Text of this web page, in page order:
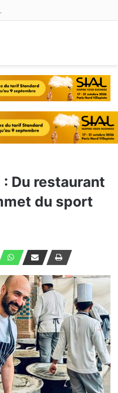
Du restaurant
du sport